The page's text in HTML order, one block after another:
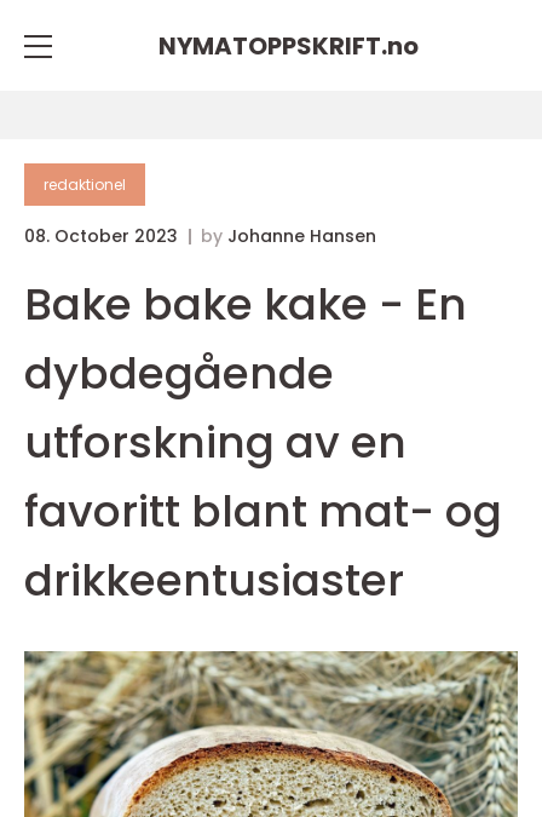
NYMATOPPSKRIFT.no
redaktionel
08. October 2023 by Johanne Hansen
Bake bake kake - En
dybdegående
utforskning av en
favoritt blant mat- og
drikkeentusiaster